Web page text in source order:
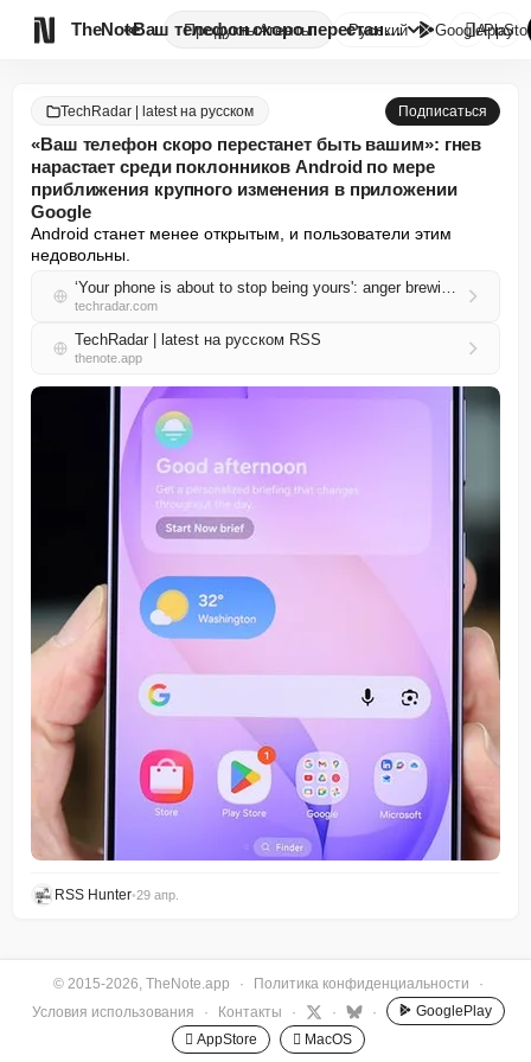
TheNote ПродуктыАгенты «Ваш телефон скоро перестанет ...
Русский GooglePlay

TechRadar | latest на русском Подписаться
«Ваш телефон скоро перестанет быть вашим»: гнев
нарастает среди поклонников Android по мере
приближения крупного изменения в приложении
Google
Android станет менее открытым, и пользователи этим
недовольны.
‘Your phone is about to stop being yours': anger brewing among Android fans as major Google app change draws near
techradar.com
TechRadar | latest на русском RSS
thenote.app
RSS Hunter•29 апр.
© 2015-2026, TheNote.app · Политика конфиденциальности
·
Условия использования
· Контакты · · ·
GooglePlay
 AppStore
 MacOS